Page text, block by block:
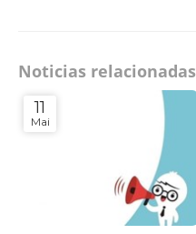
Noticias relacionadas
11
Mai